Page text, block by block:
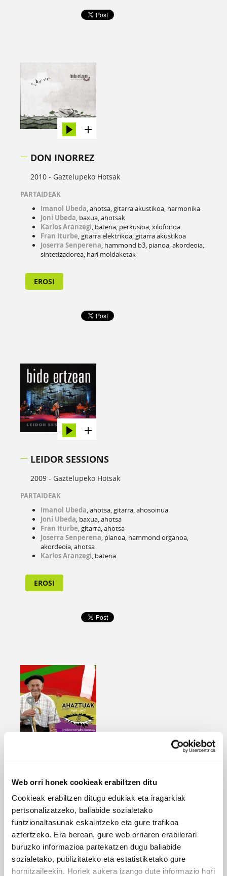
Web orri honek cookieak erabiltzen ditu
Cookieak erabiltzen ditugu edukiak eta iragarkiak
pertsonalizatzeko, baliabide sozialetako
funtzionaltasunak eskaintzeko eta gure trafikoa
aztertzeko. Era berean, gure web orriaren erabilerari
buruzko informazioa partekatzen dugu baliabide
sozialetako, publizitateko eta estatistiketako gure
hornitzaileekin. Horiek aukera izango dute informazio hori
DON INORREZ
2010 - Gaztelupeko Hotsak
PARTAIDEAK
Imanol Ubeda, ahotsa, gitarra akustikoa, harmonika
Joni Ubeda, baxua, ahotsak
Karlos Aranzegi, bateria, perkusioa, xilofonoa
Fran Iturbe, gitarra elektrikoa, gitarra akustikoa
Joserra Senperena, hammond b3, pianoa, akordeoia,
sintetizadorea, hari moldaketak
EROSI
LEIDOR SESSIONS
2009 - Gaztelupeko Hotsak
PARTAIDEAK
Imanol Ubeda, ahotsa, gitarra, ahosoinua
Joni Ubeda, baxua, ahotsa
Fran Iturbe, gitarra, ahotsa
Joserra Senperena, pianoa, hammond organoa,
akordeoia, ahotsa
Karlos Aranzegi, bateria
EROSI